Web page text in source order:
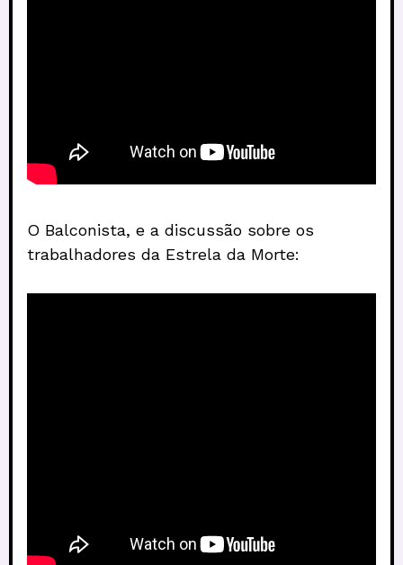
O Balconista, e a discussão sobre os
trabalhadores da Estrela da Morte: